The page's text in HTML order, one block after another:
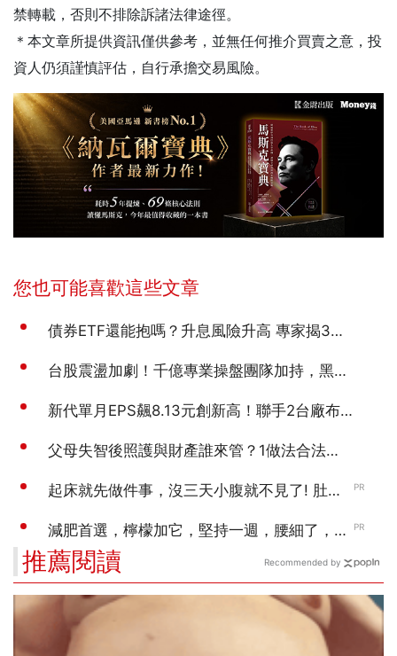
禁轉載，否則不排除訴諸法律途徑。
＊本文章所提供資訊僅供參考，並無任何推介買賣之意，投
資人仍須謹慎評估，自行承擔交易風險。
推薦閱讀 Recommended by